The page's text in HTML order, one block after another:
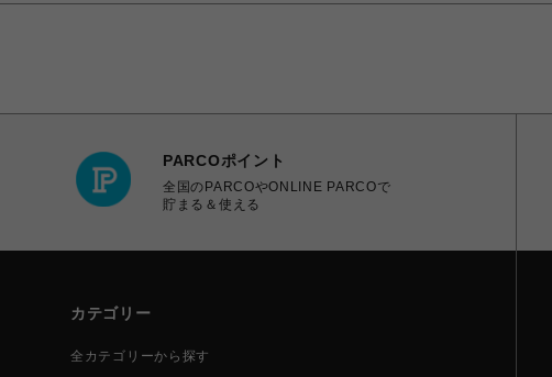
PARCOポイント
全国のPARCOやONLINE PARCOで
貯まる＆使える
カテゴリー
全カテゴリーから探す